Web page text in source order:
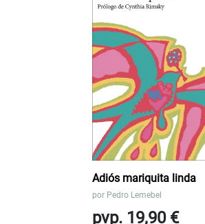
Adiós mariquita linda
por Pedro Lemebel
pvp. 19,90 €